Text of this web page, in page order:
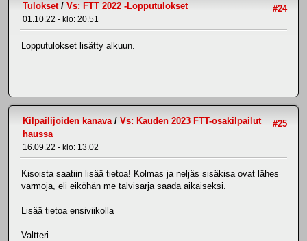
#24
Tulokset/ Vs: FTT 2022 -Lopputulokset
01.10.22 - klo: 20.51
Lopputulokset lisätty alkuun.
#25
Kilpailijoiden kanava/ Vs: Kauden 2023 FTT-osakilpailut
haussa
16.09.22 - klo: 13.02
Kisoista saatiin lisää tietoa! Kolmas ja neljäs sisäkisa ovat lähes
varmoja, eli eiköhän me talvisarja saada aikaiseksi.
Lisää tietoa ensiviikolla
Valtteri